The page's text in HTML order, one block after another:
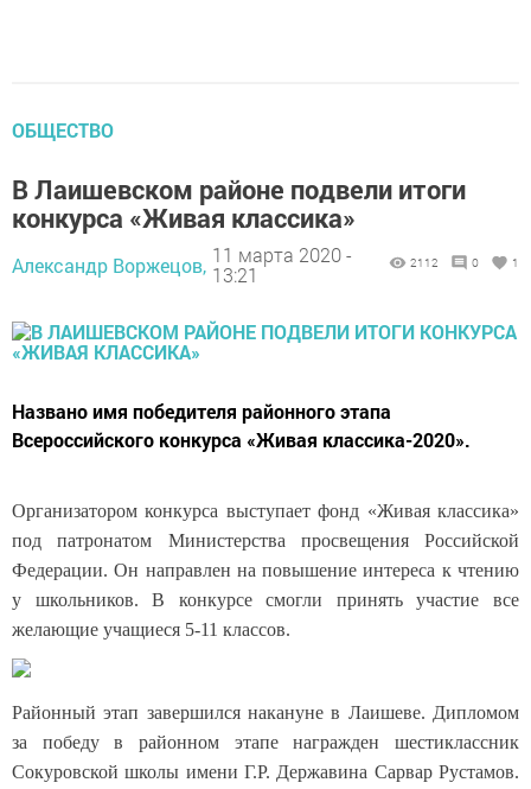
ОБЩЕСТВО
В Лаишевском районе подвели итоги
конкурса «Живая классика»
Александр Воржецов, 11 марта 2020 -
13:21
2112 0 1
Названо имя победителя районного этапа
Всероссийского конкурса «Живая классика-2020».
Организатором конкурса выступает фонд «Живая классика»
под патронатом Министерства просвещения Российской
Федерации. Он направлен на повышение интереса к чтению
у школьников. В конкурсе смогли принять участие все
желающие учащиеся 5-11 классов.
Районный этап завершился накануне в Лаишеве. Дипломом
за победу в районном этапе награжден шестиклассник
Сокуровской школы имени Г.Р. Державина Сарвар Рустамов.